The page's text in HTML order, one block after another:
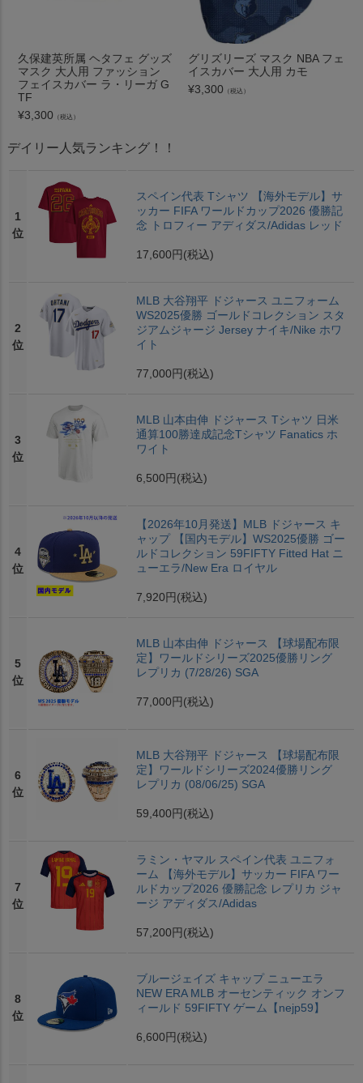
久保建英所属 ヘタフェ グッズ
マスク 大人用 ファッション
フェイスカバー ラ・リーガ G
TF
¥3,300 （税込）
グリズリーズ マスク NBA フェ
イスカバー 大人用 カモ
¥3,300 （税込）
デイリー人気ランキング！！
1
位
スペイン代表 Tシャツ 【海外モデル】サ
ッカー FIFA ワールドカップ2026 優勝記
念 トロフィー アディダス/Adidas レッド
17,600円 (税込)
2
位
MLB 大谷翔平 ドジャース ユニフォーム
WS2025優勝 ゴールドコレクション スタ
ジアムジャージ Jersey ナイキ/Nike ホワ
イト
77,000円 (税込)
3
位
MLB 山本由伸 ドジャース Tシャツ 日米
通算100勝達成記念Tシャツ Fanatics ホ
ワイト
6,500円 (税込)
4
位
【2026年10月発送】MLB ドジャース キ
ャップ 【国内モデル】WS2025優勝 ゴー
ルドコレクション 59FIFTY Fitted Hat ニ
ューエラ/New Era ロイヤル
7,920円 (税込)
5
位
MLB 山本由伸 ドジャース 【球場配布限
定】ワールドシリーズ2025優勝リング
レプリカ (7/28/26) SGA
77,000円 (税込)
6
位
MLB 大谷翔平 ドジャース 【球場配布限
定】ワールドシリーズ2024優勝リング
レプリカ (08/06/25) SGA
59,400円 (税込)
7
位
ラミン・ヤマル スペイン代表 ユニフォ
ーム 【海外モデル】サッカー FIFA ワー
ルドカップ2026 優勝記念 レプリカ ジャ
ージ アディダス/Adidas
57,200円 (税込)
8
位
ブルージェイズ キャップ ニューエラ
NEW ERA MLB オーセンティック オンフ
ィールド 59FIFTY ゲーム【nejp59】
6,600円 (税込)